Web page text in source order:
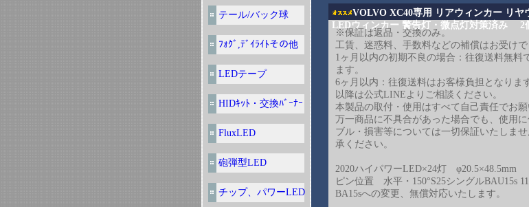
テール/バック球
ﾌｫｸﾞ,ﾃﾞｲﾗｲﾄその他
LEDテープ
HIDｷｯﾄ・交換ﾊﾞｰﾅｰ
FluxLED
砲弾型LED
チップ、パワーLED
VOLVO XC40専用 リアウィンカー リヤ
LEDウィンカー 警告灯・微点灯対策済み 2
※保証は返品・交換のみ。
工賃、迷惑料、手数料などの補償はお受けで
1ヶ月以内の初期不良の場合：往復送料無料
ます。
6ヶ月以内：往復送料はお客様負担となりま
以降は公式LINEよりご相談ください。
本製品の取付・使用はすべて自己責任でお願
万一商品に不具合があった場合でも、使用
ブル・損害等については一切保証いたしま
承ください。
2020ハイパワーLED×24灯 φ20.5×48.5mm
ピン位置 水平・150°S25シングルBAU15s
BA15sへの変更、無償対応いたします。